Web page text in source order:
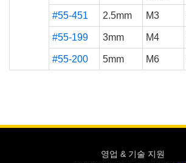
#55-451 2.5mm M3
#55-199 3mm M4
#55-200 5mm M6
영업 & 기술 지원